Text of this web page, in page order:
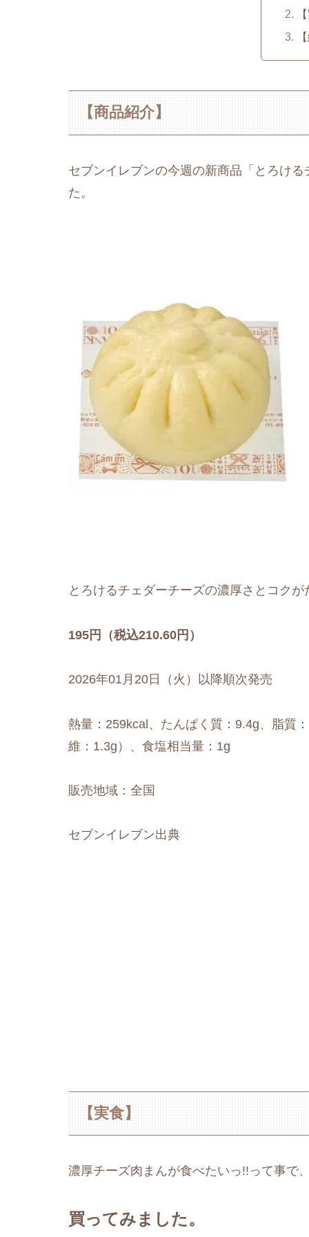
【商品紹介】
セブンイレブンの今週の新商品「とろけ
た。
とろけるチェダーチーズの濃厚さとコク
195円（税込210.60円）
2026年01月20日（火）以降順次発売
熱量：259kcal、たんぱく質：9.4g、脂質
維：1.3g）、食塩相当量：1g
販売地域：全国
セブンイレブン出典
【実食】
濃厚チーズ肉まんが食べたいっ!!って事で
買ってみました。